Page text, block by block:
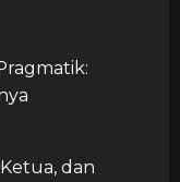
dan